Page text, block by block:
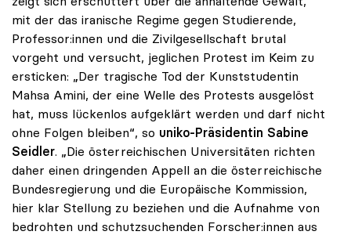
mit der das iranische Regime gegen Studierende,
Professor:innen und die Zivilgesellschaft brutal
vorgeht und versucht, jeglichen Protest im Keim zu
ersticken: „Der tragische Tod der Kunststudentin
Mahsa Amini, der eine Welle des Protests ausgelöst
hat, muss lückenlos aufgeklärt werden und darf nicht
ohne Folgen bleiben“, so uniko-Präsidentin Sabine
Seidler. „Die österreichischen Universitäten richten
daher einen dringenden Appell an die österreichische
Bundesregierung und die Europäische Kommission,
hier klar Stellung zu beziehen und die Aufnahme von
bedrohten und schutzsuchenden Forscher:innen aus